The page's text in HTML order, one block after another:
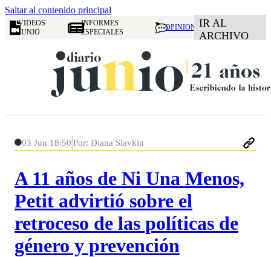
Saltar al contenido principal
VIDEOS
JUNIO
INFORMES
ESPECIALES
OPINION IR AL
ARCHIVO
03 Jun 18:50 Por: Diana Slavkin
A 11 años de Ni Una Menos,
Petit advirtió sobre el
retroceso de las políticas de
género y prevención